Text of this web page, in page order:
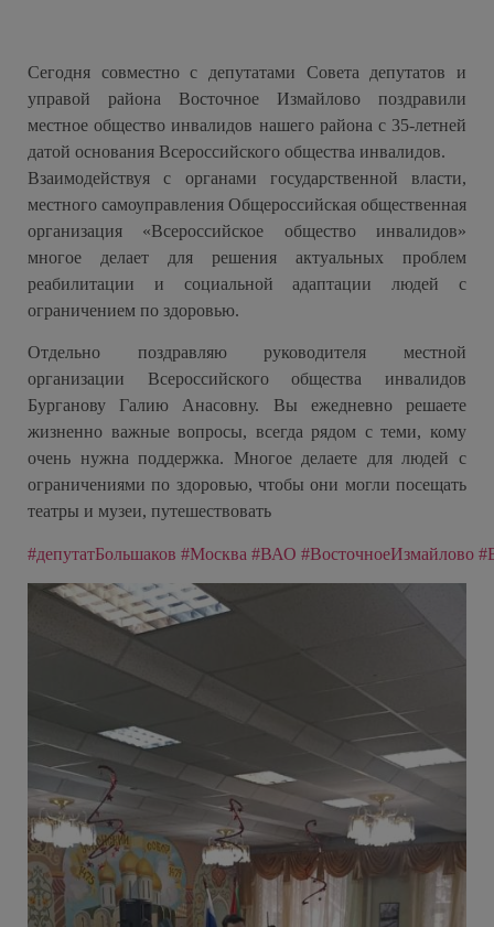
Сегодня совместно с депутатами Совета депутатов и
управой района Восточное Измайлово поздравили
местное общество инвалидов нашего района с 35-летней
датой основания Всероссийского общества инвалидов.
Взаимодействуя с органами государственной власти,
местного самоуправления Общероссийская общественная
организация «Всероссийское общество инвалидов»
многое делает для решения актуальных проблем
реабилитации и социальной адаптации людей с
ограничением по здоровью.
Отдельно поздравляю руководителя местной
организации Всероссийского общества инвалидов
Бурганову Галию Анасовну. Вы ежедневно решаете
жизненно важные вопросы, всегда рядом с теми, кому
очень нужна поддержка. Многое делаете для людей с
ограничениями по здоровью, чтобы они могли посещать
театры и музеи, путешествовать
#депутатБольшаков #Москва #ВАО #ВосточноеИзмайлово